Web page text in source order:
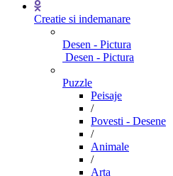
Creatie si indemanare
Desen - Pictura
Desen - Pictura
Puzzle
Peisaje
/
Povesti - Desene
/
Animale
/
Arta